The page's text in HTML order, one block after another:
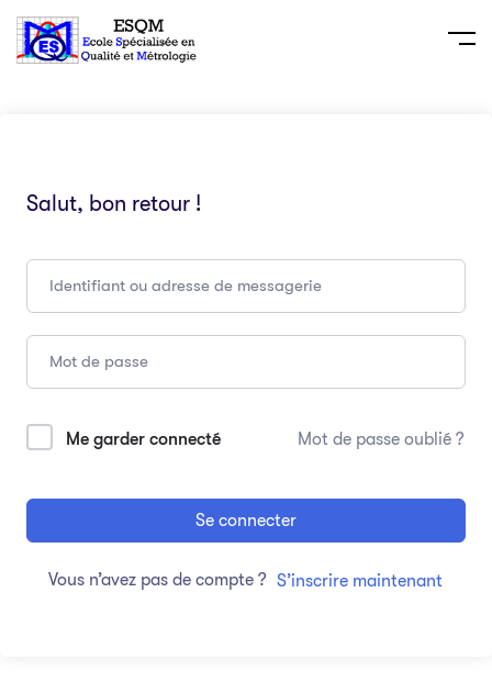
Salut, bon retour !
Me garder connecté Mot de passe oublié ?
Se connecter
Vous n’avez pas de compte ? S’inscrire maintenant